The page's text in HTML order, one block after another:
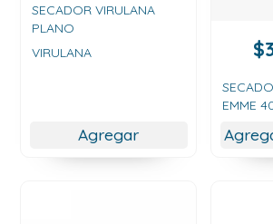
precios:
$7,500.00
SECADOR VIRULANA
PLANO
VIRULANA
Agregar
$
EMME